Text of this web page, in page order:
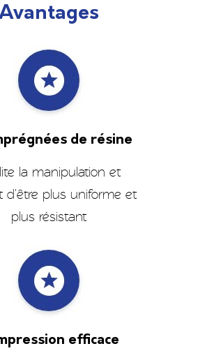
de résine
la manipulation et
d'être plus uniforme et
plus résistant
efficace